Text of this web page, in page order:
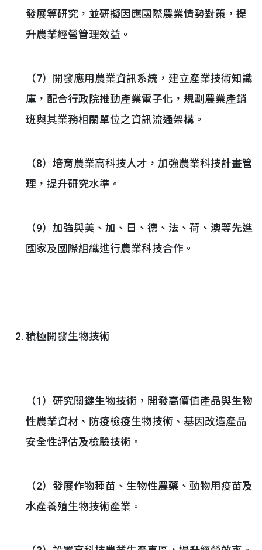
發展等研究，並研擬因應國際農業情勢對策，提
升農業經營管理效益。
（7）開發應用農業資訊系統，建立產業技術知識
庫，配合行政院推動產業電子化，規劃農業產銷
班與其業務相關單位之資訊流通架構。
（8）培育農業高科技人才，加強農業科技計畫管
理，提升研究水準。
（9）加強與美、加、日、德、法、荷、澳等先進
國家及國際組織進行農業科技合作。
積極開發生物技術
（1）研究關鍵生物技術，開發高價值產品與生物
性農業資材、防疫檢疫生物技術、基因改造產品
安全性評估及檢驗技術。
（2）發展作物種苗、生物性農藥、動物用疫苗及
水產養殖生物技術產業。